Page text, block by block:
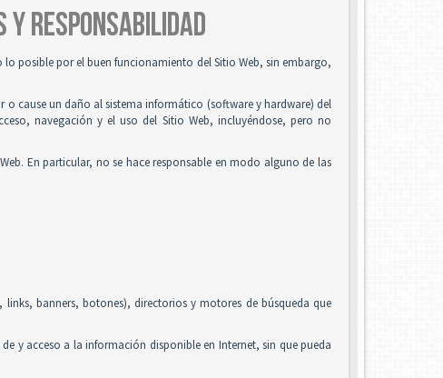
Y RESPONSABILIDAD
posible por el buen funcionamiento del Sitio Web, sin embargo,
o cause un daño al sistema informático (software y hardware) del
navegación y el uso del Sitio Web, incluyéndose, pero no
En particular, no se hace responsable en modo alguno de las
banners, botones), directorios y motores de búsqueda que
y acceso a la información disponible en Internet, sin que pueda